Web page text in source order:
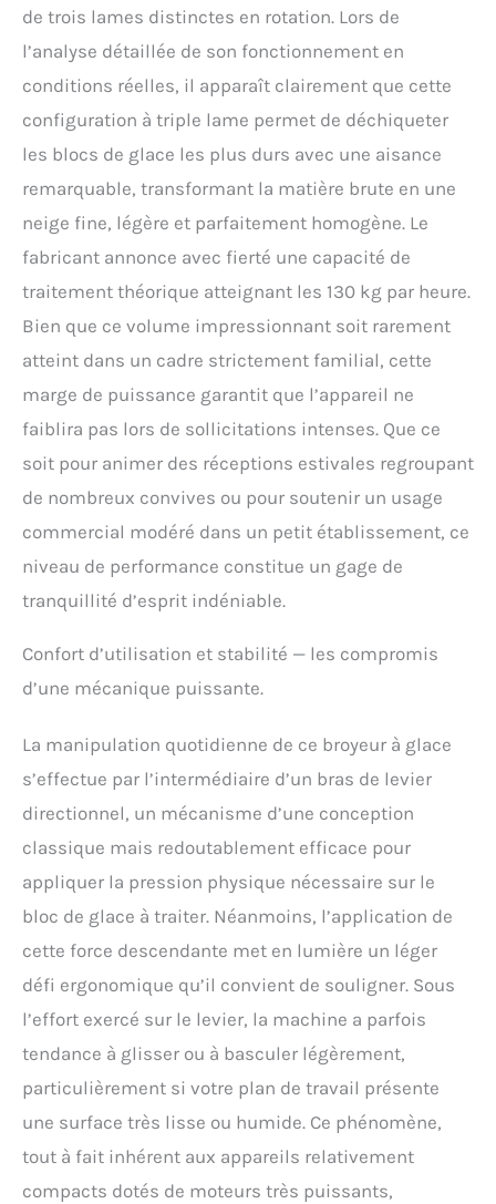
de trois lames distinctes en rotation. Lors de
l’analyse détaillée de son fonctionnement en
conditions réelles, il apparaît clairement que cette
configuration à triple lame permet de déchiqueter
les blocs de glace les plus durs avec une aisance
remarquable, transformant la matière brute en une
neige fine, légère et parfaitement homogène. Le
fabricant annonce avec fierté une capacité de
traitement théorique atteignant les 130 kg par heure.
Bien que ce volume impressionnant soit rarement
atteint dans un cadre strictement familial, cette
marge de puissance garantit que l’appareil ne
faiblira pas lors de sollicitations intenses. Que ce
soit pour animer des réceptions estivales regroupant
de nombreux convives ou pour soutenir un usage
commercial modéré dans un petit établissement, ce
niveau de performance constitue un gage de
tranquillité d’esprit indéniable.
Confort d’utilisation et stabilité — les compromis
d’une mécanique puissante.
La manipulation quotidienne de ce broyeur à glace
s’effectue par l’intermédiaire d’un bras de levier
directionnel, un mécanisme d’une conception
classique mais redoutablement efficace pour
appliquer la pression physique nécessaire sur le
bloc de glace à traiter. Néanmoins, l’application de
cette force descendante met en lumière un léger
défi ergonomique qu’il convient de souligner. Sous
l’effort exercé sur le levier, la machine a parfois
tendance à glisser ou à basculer légèrement,
particulièrement si votre plan de travail présente
une surface très lisse ou humide. Ce phénomène,
tout à fait inhérent aux appareils relativement
compacts dotés de moteurs très puissants,